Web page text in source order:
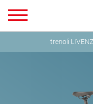
trenoli